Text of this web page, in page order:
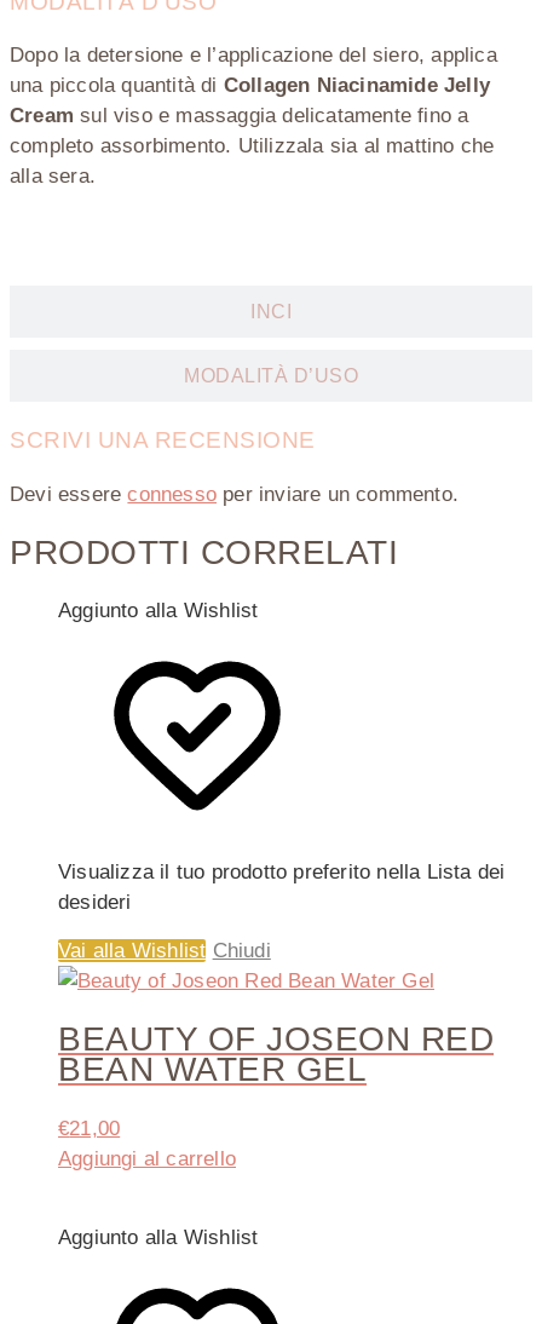
Dopo la detersione e l’applicazione del siero, applica
una piccola quantità di Collagen Niacinamide Jelly
Cream sul viso e massaggia delicatamente fino a
completo assorbimento. Utilizzala sia al mattino che
alla sera.
INCI
MODALITÀ D’USO
SCRIVI UNA RECENSIONE
Devi essereconnesso per inviare un commento.
PRODOTTI CORRELATI
Aggiunto alla Wishlist
Visualizza il tuo prodotto preferito nella Lista dei
desideri
Vai alla Wishlist Chiudi
BEAUTY OF JOSEON RED
BEAN WATER GEL
€21,00
Aggiungi al carrello
Aggiunto alla Wishlist